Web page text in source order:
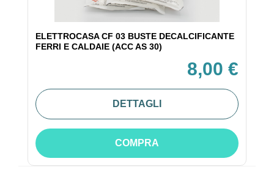
ELETTROCASA CF 03 BUSTE DECALCIFICANTE
FERRI E CALDAIE (ACC AS 30)
8,00 €
DETTAGLI
COMPRA